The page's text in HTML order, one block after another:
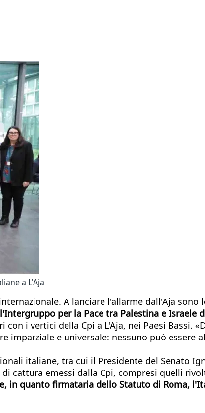
a L'Aja
A lanciare l'allarme dall'Aja sono
per la Pace tra Palestina e Israele
i vertici della Cpi a L'Aja, nei Paesi Bassi.
e universale: nessuno può essere
italiane, tra cui il Presidente del Senato
cattura emessi dalla Cpi, compresi quelli
in quanto firmataria dello Statuto di Roma,